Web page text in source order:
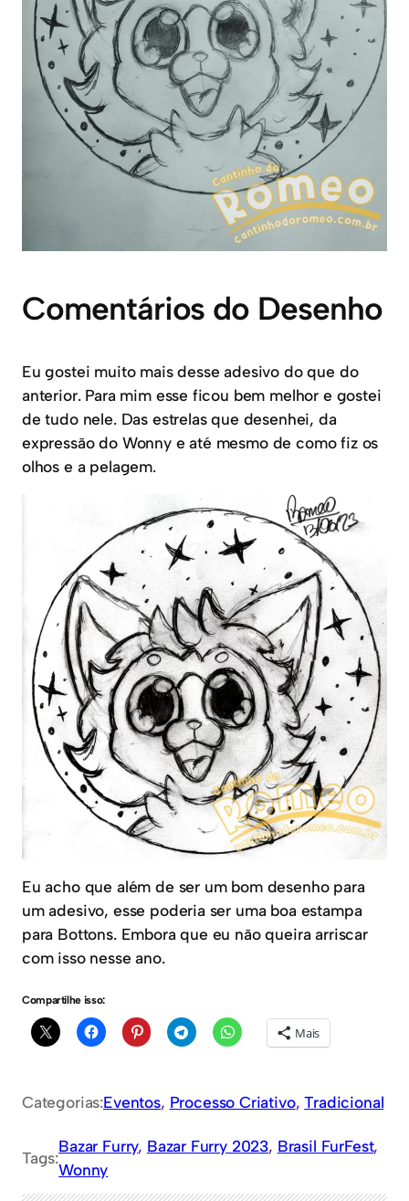
Comentários do Desenho
Eu gostei muito mais desse adesivo do que do
anterior. Para mim esse ficou bem melhor e gostei
de tudo nele. Das estrelas que desenhei, da
expressão do Wonny e até mesmo de como fiz os
olhos e a pelagem.
Eu acho que além de ser um bom desenho para
um adesivo, esse poderia ser uma boa estampa
para Bottons. Embora que eu não queira arriscar
com isso nesse ano.
Compartilhe isso:
Mais
Categorias:Eventos, Processo Criativo, Tradicional
Tags:
Bazar Furry, Bazar Furry 2023, Brasil FurFest
Wonny